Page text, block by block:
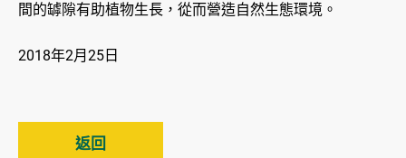
間的罅隙有助植物生長，從而營造自然生態環境。
2018年2月25日
返回